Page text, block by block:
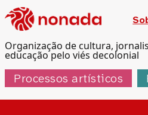
Organização de cultura,
educação pelo viés decolonial
Processos artísticos